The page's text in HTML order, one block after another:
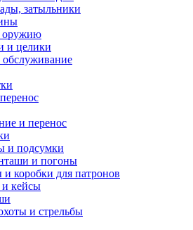
затыльники
и целики
обслуживание
и перенос
и подсумки
и погоны
коробки для патронов
кейсы
и стрельбы